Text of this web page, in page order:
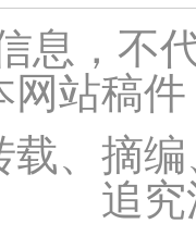
息，不
网站稿
载、摘
追